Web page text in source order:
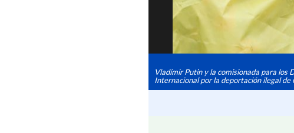
Vladímir Putin y la comisionada para los
Internacional por la deportación ilegal de